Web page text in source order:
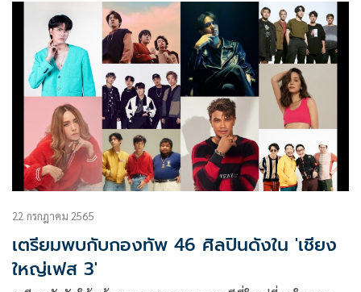
อย่างยาวนาน จึงเกิดเป็นเทศกาลดนตรีใหม่และใหญ่ที่สุดในภาค
อีสาน Chang Music Connection presents “เฉียงเหนือเฟส”
(ช้าง มิวสิค คอนเนคชั่น พรีเซนต์ ‘เฉียงเหนือเฟส’) ที่จะมาสร้าง
Festival Culture (เฟสติวัล คัลเจอร์) สะท้อนตัวตนของชาวภาค
อีสานให้เกิดขึ้น
22 กรกฎาคม 2565
เตรียมพบกับกองทัพ 46 ศิลปินดังใน 'เชียง
ใหญ่เฟส 3'